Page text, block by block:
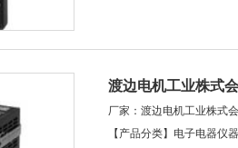
渡边电机工业株式
PA□T)
厂家：渡边电机工业株式
【产品分类】电子电器仪